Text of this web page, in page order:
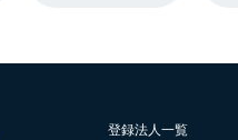
登録法人一覧